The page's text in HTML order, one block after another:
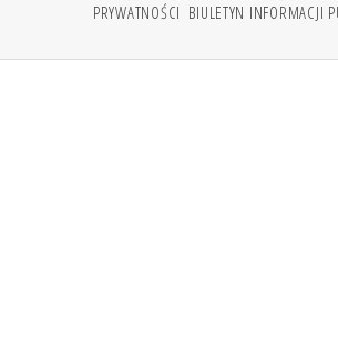
PRYWATNOŚCI BIULETYN INFORMACJI